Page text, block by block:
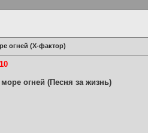
огней (Х-фактор)
огней (Песня за жизнь)